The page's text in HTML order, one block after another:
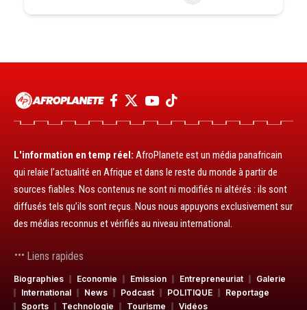
L'information en temp réel: AfroPlanete est un média panafricain
qui relaie l’actualité en Afrique et dans le reste du monde à partir de
sources fiables. Nos contenus ne sont ni modifiés ni altérés : ils sont
diffusés tels qu’ils sont reçus. Nous nous appuyons exclusivement sur
des médias reconnus et vérifiés au niveau international.
Liens rapides
Biographies Economie Emission Entrepreneuriat
Galerie
International
News Podcast POLITIQUE
Reportage
Sports
Technologie Tourisme Vidéos